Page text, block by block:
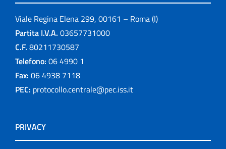
Viale Regina Elena 299, 00161 – Roma (I)
Partita I.V.A. 03657731000
C.F. 80211730587
Telefono: 06 4990 1
Fax: 06 4938 7118
PEC: protocollo.centrale@pec.iss.it
PRIVACY